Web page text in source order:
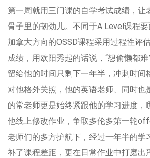
第一周就用三门课的自学考试成绩，让
骨子里的韧劲儿。不同于‌A Level课程‌要
加拿大方向的OSSD课程采用过程性评
成绩，用欧阳秀起的话说，“想偷懒都难”
留给他的时间只剩下一年半，冲刺时间
对他格外关照，他的英语老师、同时也
的常老师更是始终紧跟他的学习进度，
他线上修改作业，争取多伦多第一轮
老师们的多方护航下，经过一年半的学
补了课程差距，更在日常作业中打磨出